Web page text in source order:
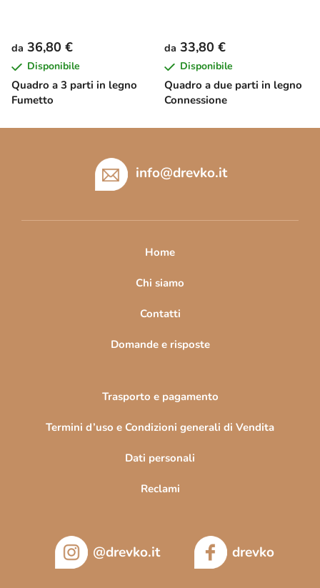
Quadro a 3 parti in legno
Fumetto
da 36,80 €
Disponibile
Quadro a due parti in legno
Connessione
da 33,80 €
Disponibile
info@drevko.it
Home
Chi siamo
Contatti
Domande e risposte
Trasporto e pagamento
Termini d’uso e Condizioni generali di Vendita
Dati personali
Reclami
@drevko.it drevko